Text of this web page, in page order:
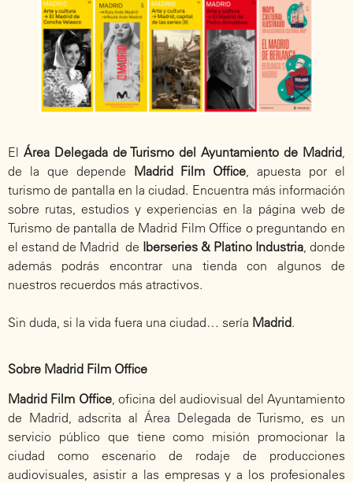
El Área Delegada de Turismo del Ayuntamiento de Madrid,
de la que depende Madrid Film Office, apuesta por el
turismo de pantalla en la ciudad. Encuentra más información
sobre rutas, estudios y experiencias en la página web de
Turismo de pantalla de Madrid Film Office o preguntando en
el estand de Madrid de Iberseries & Platino Industria, donde
además podrás encontrar una tienda con algunos de
nuestros recuerdos más atractivos.
Sin duda, si la vida fuera una ciudad… sería Madrid.
Sobre Madrid Film Office
Madrid Film Office, oficina del audiovisual del Ayuntamiento
de Madrid, adscrita al Área Delegada de Turismo, es un
servicio público que tiene como misión promocionar la
ciudad como escenario de rodaje de producciones
audiovisuales, asistir a las empresas y a los profesionales